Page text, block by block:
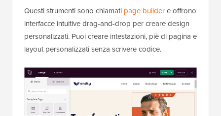
Questi strumenti sono chiamati page buildere offrono
interfacce intuitive drag-and-drop per creare design
personalizzati. Puoi creare intestazioni, piè di pagina e
layout personalizzati senza scrivere codice.